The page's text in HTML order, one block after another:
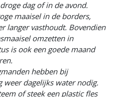
dag of in de avond.
maaisel in de borders,
langer vasthoudt. Bovendien
omzetten in
is ook een goede maand
hebben bij
dagelijks water nodig.
of steek een plastic fles